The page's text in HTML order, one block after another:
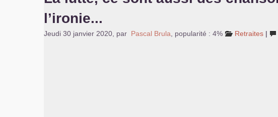
l’ironie...
Jeudi 30 janvier 2020 par Pascal Brula popularité : 4% Retraites |